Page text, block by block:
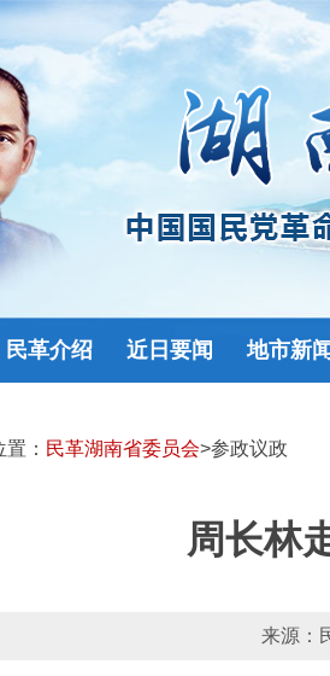
民革介绍 近日要闻 地市新
： 民革湖南省委员会>参政议政
周长林
来源